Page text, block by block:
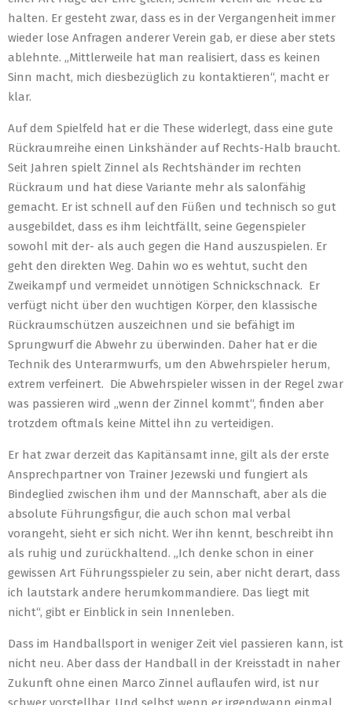
halten. Er gesteht zwar, dass es in der Vergangenheit immer
wieder lose Anfragen anderer Verein gab, er diese aber stets
ablehnte. „Mittlerweile hat man realisiert, dass es keinen
Sinn macht, mich diesbezüglich zu kontaktieren“, macht er
klar.
Auf dem Spielfeld hat er die These widerlegt, dass eine gute
Rückraumreihe einen Linkshänder auf Rechts-Halb braucht.
Seit Jahren spielt Zinnel als Rechtshänder im rechten
Rückraum und hat diese Variante mehr als salonfähig
gemacht. Er ist schnell auf den Füßen und technisch so gut
ausgebildet, dass es ihm leichtfällt, seine Gegenspieler
sowohl mit der- als auch gegen die Hand auszuspielen. Er
geht den direkten Weg. Dahin wo es wehtut, sucht den
Zweikampf und vermeidet unnötigen Schnickschnack. Er
verfügt nicht über den wuchtigen Körper, den klassische
Rückraumschützen auszeichnen und sie befähigt im
Sprungwurf die Abwehr zu überwinden. Daher hat er die
Technik des Unterarmwurfs, um den Abwehrspieler herum,
extrem verfeinert. Die Abwehrspieler wissen in der Regel zwar
was passieren wird „wenn der Zinnel kommt“, finden aber
trotzdem oftmals keine Mittel ihn zu verteidigen.
Er hat zwar derzeit das Kapitänsamt inne, gilt als der erste
Ansprechpartner von Trainer Jezewski und fungiert als
Bindeglied zwischen ihm und der Mannschaft, aber als die
absolute Führungsfigur, die auch schon mal verbal
vorangeht, sieht er sich nicht. Wer ihn kennt, beschreibt ihn
als ruhig und zurückhaltend. „Ich denke schon in einer
gewissen Art Führungsspieler zu sein, aber nicht derart, dass
ich lautstark andere herumkommandiere. Das liegt mit
nicht“, gibt er Einblick in sein Innenleben.
Dass im Handballsport in weniger Zeit viel passieren kann, ist
nicht neu. Aber dass der Handball in der Kreisstadt in naher
Zukunft ohne einen Marco Zinnel auflaufen wird, ist nur